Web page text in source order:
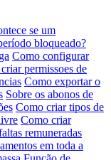
se um
bloqueado?
Como configurar
permissoes de
Como exportar o
Sobre os abonos de
Como criar tipos de
Como criar
remuneradas
em toda a